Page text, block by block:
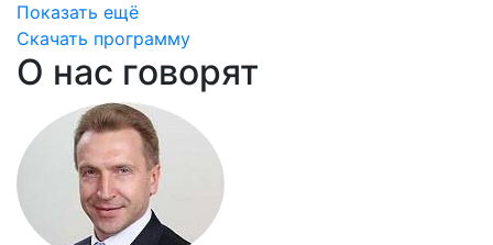
Показать ещё
Скачать программу
О нас говорят